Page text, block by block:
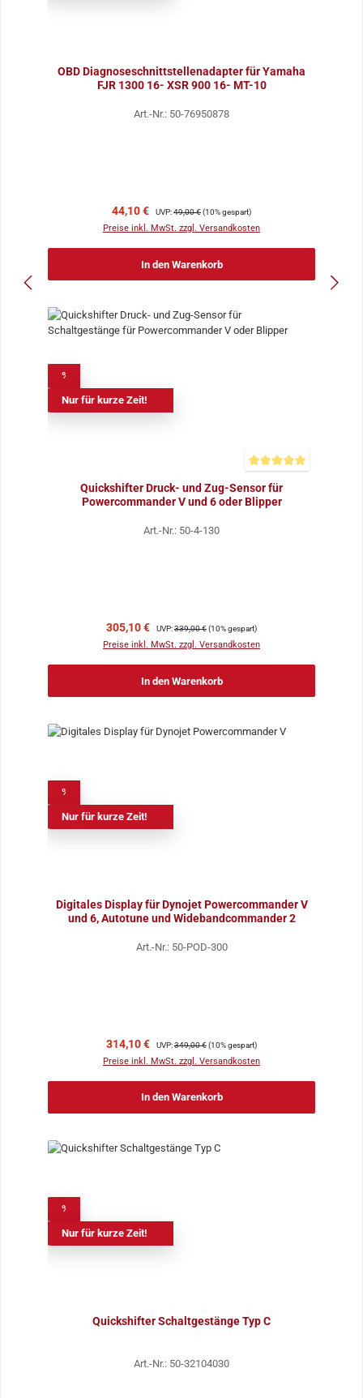
OBD Diagnoseschnittstellenadapter für Yamaha
FJR 1300 16- XSR 900 16- MT-10
Art.-Nr.: 50-76950878
Verkaufspreis:
44,10 € Regulärer Preis:
UVP:49,00 €(10% gespart)
Preise inkl. MwSt. zzgl. Versandkosten
In den Warenkorb
Nur für kurze Zeit!
Quickshifter Druck- und Zug-Sensor für
Powercommander V und 6 oder Blipper
Art.-Nr.: 50-4-130
Verkaufspreis:
305,10 € Regulärer Preis:
UVP:339,00 €(10% gespart)
Preise inkl. MwSt. zzgl. Versandkosten
In den Warenkorb
Nur für kurze Zeit!
Digitales Display für Dynojet Powercommander V
und 6, Autotune und Widebandcommander 2
Art.-Nr.: 50-POD-300
Verkaufspreis:
314,10 € Regulärer Preis:
UVP:349,00 €(10% gespart)
Preise inkl. MwSt. zzgl. Versandkosten
In den Warenkorb
Nur für kurze Zeit!
Quickshifter Schaltgestänge Typ C
Art.-Nr.: 50-32104030